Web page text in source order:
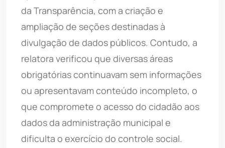
da Transparência, com a criação e
ampliação de seções destinadas à
divulgação de dados públicos. Contudo, a
relatora verificou que diversas áreas
obrigatórias continuavam sem informações
ou apresentavam conteúdo incompleto, o
que compromete o acesso do cidadão aos
dados da administração municipal e
dificulta o exercício do controle social.